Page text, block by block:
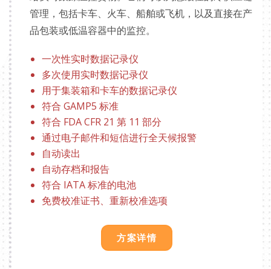
管理，包括卡车、火车、船舶或飞机，以及直接在产
品包装或低温容器中的监控。
一次性实时数据记录仪
多次使用实时数据记录仪
用于集装箱和卡车的数据记录仪
符合 GAMP5 标准
符合 FDA CFR 21 第 11 部分
通过电子邮件和短信进行全天候报警
自动读出
自动存档和报告
符合 IATA 标准的电池
免费校准证书、重新校准选项
方案详情